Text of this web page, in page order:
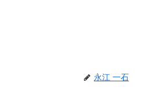
永江 一石